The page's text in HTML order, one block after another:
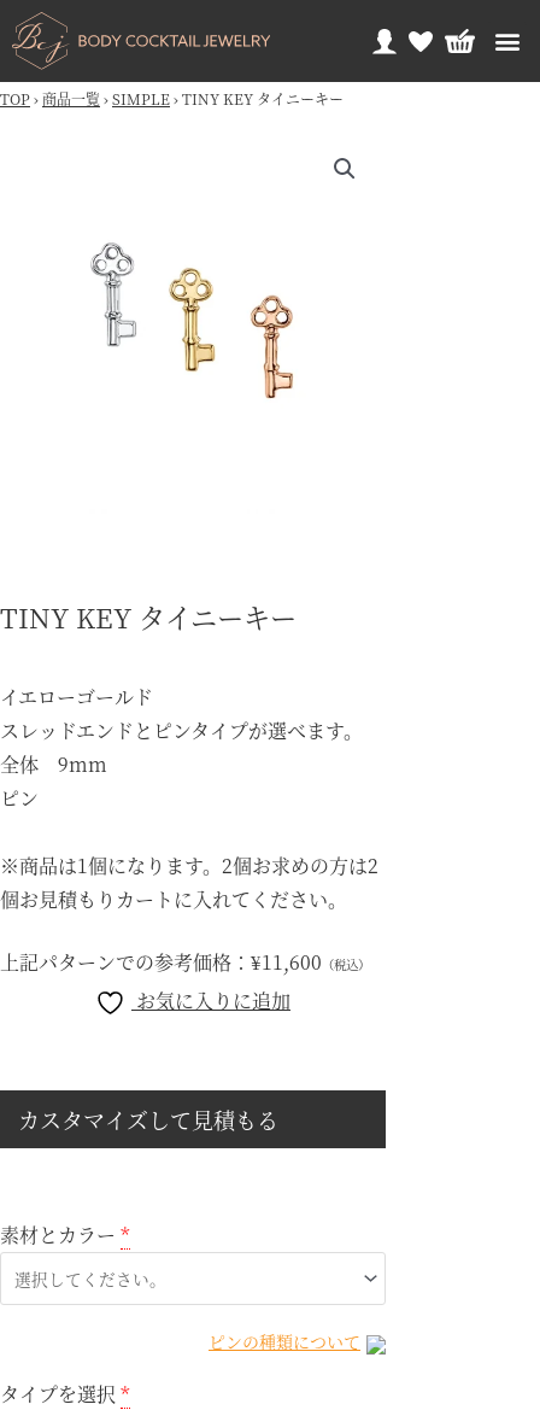
TOP›商品一覧 ›SIMPLE›TINY KEY タイニーキー
TINY KEY タイニーキー
イエローゴールド
スレッドエンドとピンタイプが選べます。
全体 9mm
ピン
※商品は1個になります。2個お求めの方は2
個お見積もりカートに入れてください。
上記パターンでの参考価格： ¥11,600 （税込）
お気に入りに追加
カスタマイズして見積もる
素材とカラー *
ピンの種類について
タイプを選択 *